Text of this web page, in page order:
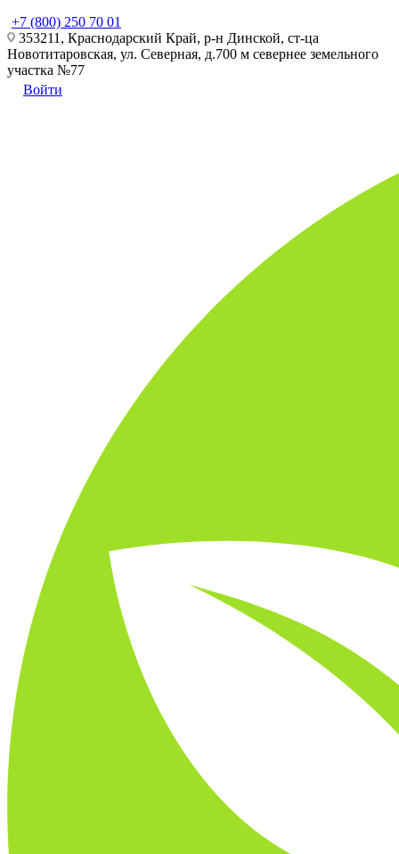
+7 (800) 250 70 01
353211, Краснодарский Край, р-н Динской, ст-ца
Новотитаровская, ул. Северная, д.700 м севернее земельного
участка №77
Войти